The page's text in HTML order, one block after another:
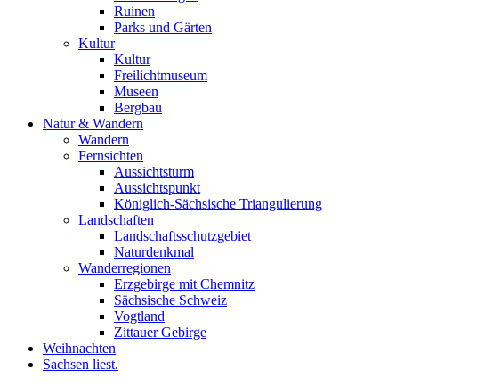
Ruinen
Parks und Gärten
Kultur
Kultur
Freilichtmuseum
Museen
Bergbau
Natur & Wandern
Wandern
Fernsichten
Aussichtsturm
Aussichtspunkt
Königlich-Sächsische Triangulierung
Landschaften
Landschaftsschutzgebiet
Naturdenkmal
Wanderregionen
Erzgebirge mit Chemnitz
Sächsische Schweiz
Vogtland
Zittauer Gebirge
Weihnachten
Sachsen liest.